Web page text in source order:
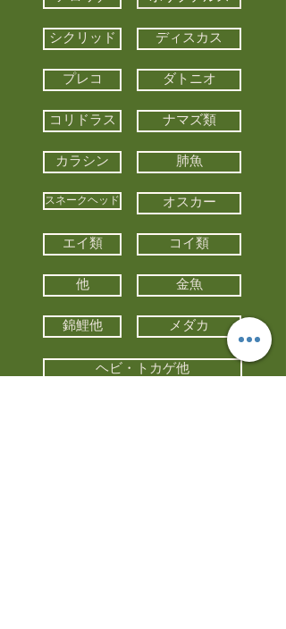
シクリッド ディスカス
プレコ ダトニオ
コリドラス ナマズ類
カラシン 肺魚
スネークヘッド オスカー
エイ類 コイ類
他 金魚
錦鯉他 メダカ
ヘビ・トカゲ他